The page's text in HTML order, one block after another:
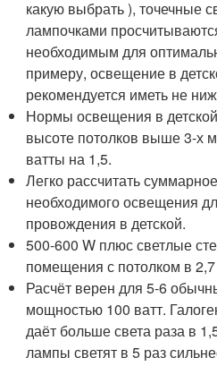
какую выбрать ), точечные
лампочками
необходимым для
примеру, освещение в
рекомендуется иметь не
Нормы освещения в
высоте потолков выше 3-х
ватты на 1,5.
Легко рассчитать
необходимого освещения
провождения в детской.
500-600 W плюс светлые
помещения с потолком в
Расчёт верен для 5-6
мощностью 100 ватт.
даёт больше света раза в
лампы светят в 5 раз